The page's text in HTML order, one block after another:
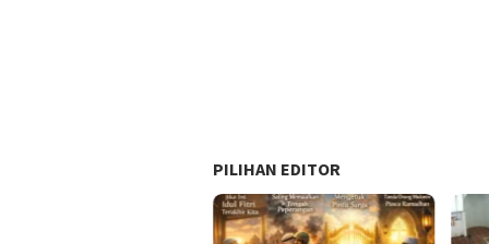
PILIHAN EDITOR